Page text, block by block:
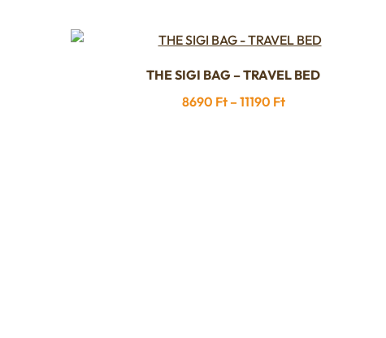
Ennek
a
THE SIGI BAG – TRAVEL BED
8690 Ft – 11190 FtÁrtartomány: